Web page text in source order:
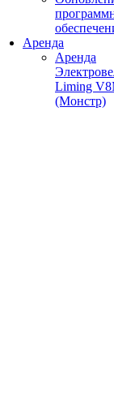
Аренда
Аренда
Liming
(Монстр)